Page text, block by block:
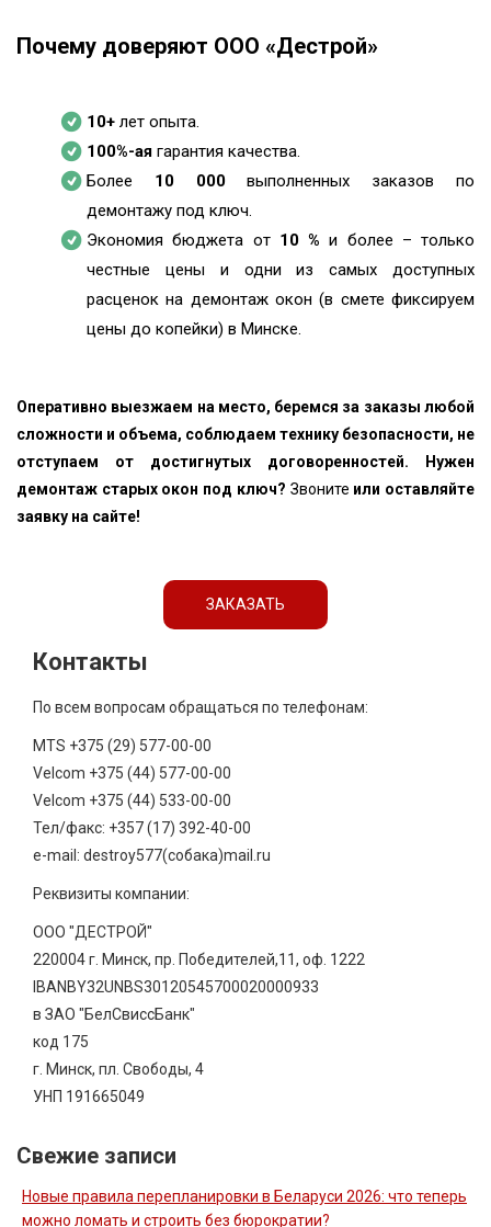
Почему доверяют ООО «Дестрой»
10+ лет опыта.
100%-ая гарантия качества.
Более 10 000выполненных заказов по
демонтажу под ключ.
Экономия бюджета от 10 %и более – только
честные цены и одни из самых доступных
расценок на демонтаж окон (в смете фиксируем
цены до копейки) в Минске.
Оперативно выезжаем на место, беремся за заказы любой
сложности и объема, соблюдаем технику безопасности, не
отступаем от достигнутых договоренностей. Нужен
демонтаж старых окон под ключ? Звоните или оставляйте
заявку на сайте!
ЗАКАЗАТЬ
Контакты
По всем вопросам обращаться по телефонам:
MTS +375 (29) 577-00-00
Velcom +375 (44) 577-00-00
Velcom +375 (44) 533-00-00
Тел/факс: +357 (17) 392-40-00
e-mail: destroy577(собака)mail.ru
Реквизиты компании:
ООО "ДЕСТРОЙ"
220004 г. Минск, пр. Победителей,11, оф. 1222
IBANBY32UNBS30120545700020000933
в ЗАО "БелСвиссБанк"
код 175
г. Минск, пл. Свободы, 4
УНП 191665049
Свежие записи
Новые правила перепланировки в Беларуси 2026: что теперь
можно ломать и строить без бюрократии?